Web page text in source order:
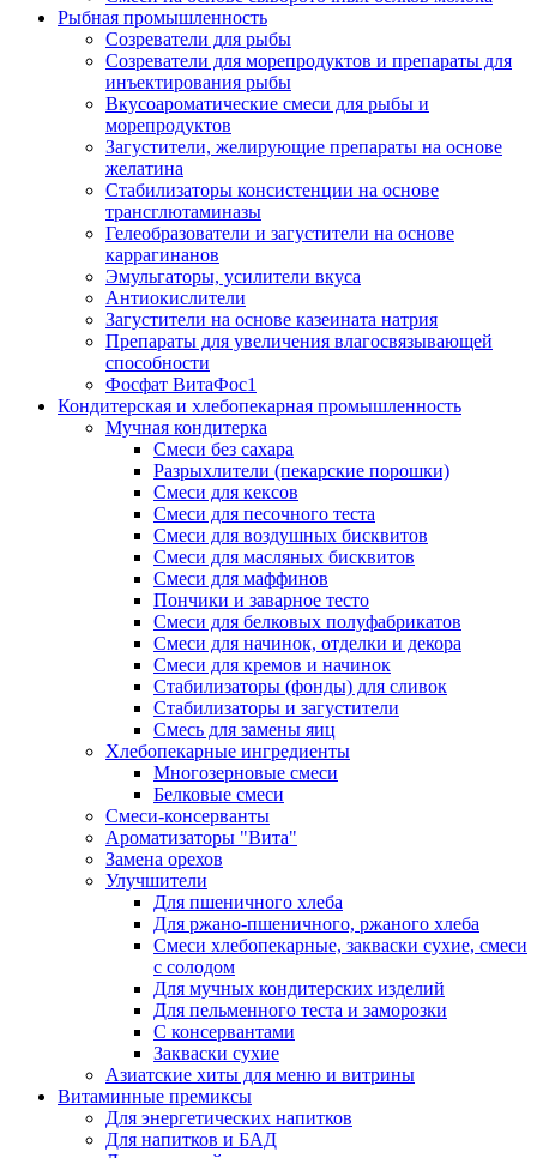
Рыбная промышленность
Созреватели для рыбы
Созреватели для морепродуктов и препараты для
инъектирования рыбы
Вкусоароматические смеси для рыбы и
морепродуктов
Загустители, желирующие препараты на основе
желатина
Стабилизаторы консистенции на основе
трансглютаминазы
Гелеобразователи и загустители на основе
каррагинанов
Эмульгаторы, усилители вкуса
Антиокислители
Загустители на основе казеината натрия
Препараты для увеличения влагосвязывающей
способности
Фосфат ВитаФос1
Кондитерская и хлебопекарная промышленность
Мучная кондитерка
Смеси без сахара
Разрыхлители (пекарские порошки)
Смеси для кексов
Смеси для песочного теста
Смеси для воздушных бисквитов
Смеси для масляных бисквитов
Смеси для маффинов
Пончики и заварное тесто
Cмеси для белковых полуфабрикатов
Смеси для начинок, отделки и декора
Смеси для кремов и начинок
Стабилизаторы (фонды) для сливок
Стабилизаторы и загустители
Смесь для замены яиц
Хлебопекарные ингредиенты
Многозерновые смеси
Белковые смеси
Смеси-консерванты
Ароматизаторы "Вита"
Замена орехов
Улучшители
Для пшеничного хлеба
Для ржано-пшеничного, ржаного хлеба
Смеси хлебопекарные, закваски сухие, смеси
с солодом
Для мучных кондитерских изделий
Для пельменного теста и заморозки
С консервантами
Закваски сухие
Азиатские хиты для меню и витрины
Витаминные премиксы
Для энергетических напитков
Для напитков и БАД